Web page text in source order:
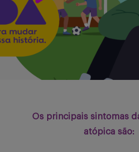
Entrar
Os principais sintomas
atópica são: